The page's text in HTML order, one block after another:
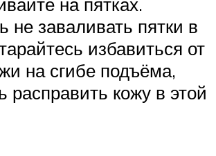
не заваливать пятки в
избавиться от
на сгибе подъёма,
расправить кожу в этой